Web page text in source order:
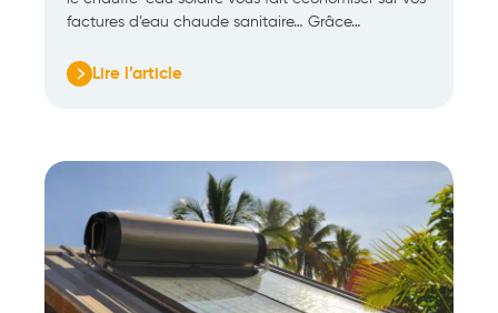
factures d’eau chaude sanitaire… Grâce…
Lire l’article
:
financières
installer
un
chauffe-
eau
solaire